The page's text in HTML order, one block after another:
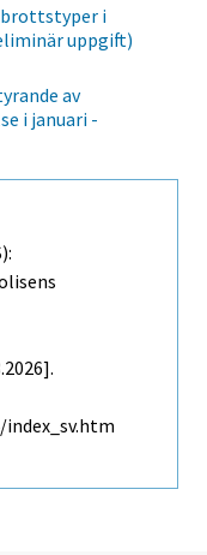
brottstyper i
uppgift)
av
i januari -